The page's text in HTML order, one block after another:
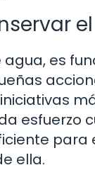
es
esfuerzo
para
ella.